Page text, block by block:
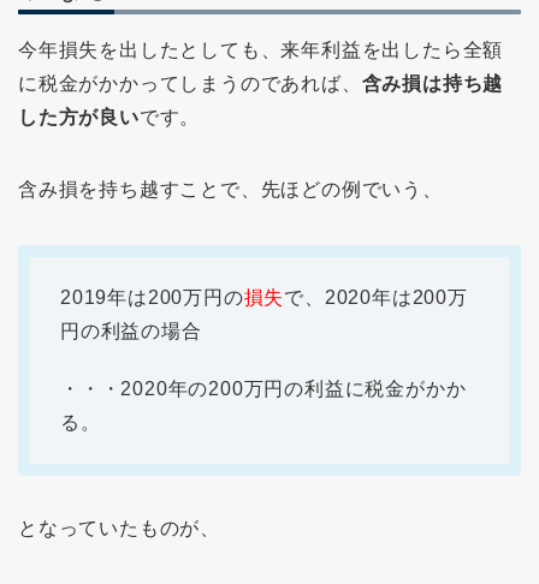
今年損失を出したとしても、来年利益を出したら全額
に税金がかかってしまうのであれば、 含み損は持ち越
した方が良いです。
含み損を持ち越すことで、先ほどの例でいう、
2019年は200万円の損失で、2020年は200万
円の利益の場合
・・・2020年の200万円の利益に税金がかか
る。
となっていたものが、